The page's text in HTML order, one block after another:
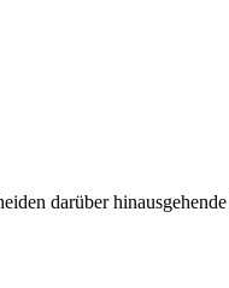
darüber